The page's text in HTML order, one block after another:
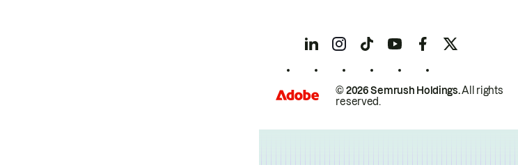
© 2026 Semrush Holdings.All rights
reserved.